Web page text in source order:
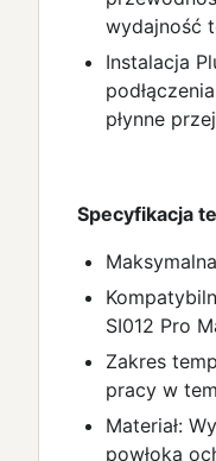
wydajność
Instalacja
płynne
Specyfikacja
SI012 Pro
Zakres
pracy w
Materiał:
powłoką